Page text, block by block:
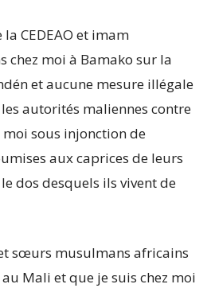
CEDEAO et imam
chez moi à Bamako sur la
et aucune mesure illégale
autorités maliennes contre
sous injonction de
aux caprices de leurs
dos desquels ils vivent de
sœurs musulmans africains
Mali et que je suis chez moi